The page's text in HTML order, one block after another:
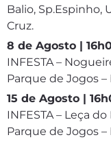
Balio, Sp.Espinho,
Cruz.
8 de Agosto |
INFESTA –
Parque de Jogos
15 de Agosto |
INFESTA – Leça do
Parque de Jogos